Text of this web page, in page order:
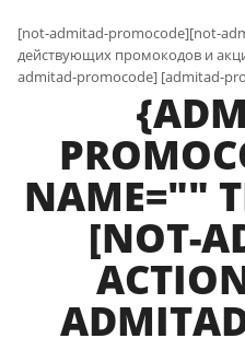
[not-admitad-promocode][not-
действующих промокодов и
admitad-promocode] [admitad-
NAME=""
[NOT-